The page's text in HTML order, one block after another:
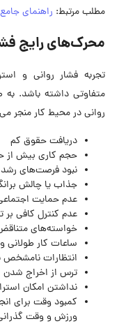
مطلب مرتبط: راهنمای
محرک‌های رایج
تجربه فشار روانی و
متفاوتی داشته باشد. به
روانی در محیط کار منجر
دریافت حقوق کم
حجم کاری بیش از
نبود فرصت‌های
جذاب یا چالش
عدم حمایت
عدم کنترل کافی
خواسته‌های
ساعات کار طولانی
انتظارات نامشخص
ترس از اخراج شدن
نداشتن امکان
کمبود وقت برای
ورزش و وقت